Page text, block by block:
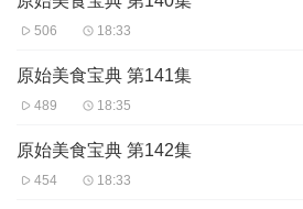
506 18:33
原始美食宝典 第141集
489 18:35
原始美食宝典 第142集
454 18:33